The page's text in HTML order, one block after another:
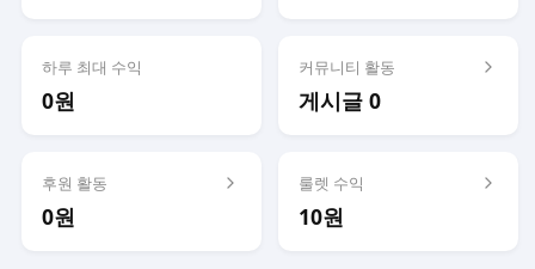
하루 최대 수익
0원
커뮤니티 활동
게시글 0
후원 활동
0원
룰렛 수익
10원